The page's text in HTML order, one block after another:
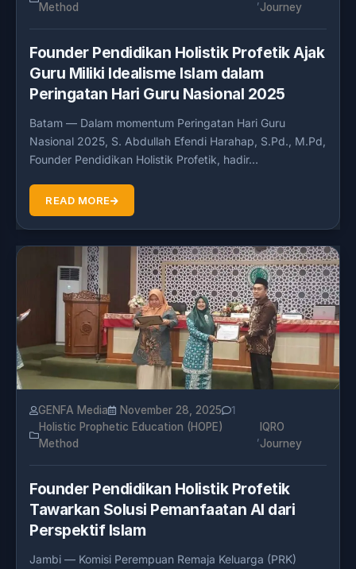
Method
Journey
Founder Pendidikan Holistik Profetik Ajak
Guru Miliki Idealisme Islam dalam
Peringatan Hari Guru Nasional 2025
Batam — Dalam momentum Peringatan Hari Guru
Nasional 2025, S. Abdullah Efendi Harahap, S.Pd., M.Pd,
Founder Pendidikan Holistik Profetik, hadir…
READ MORE
GENFA Media November 28, 2025
1
Holistic Prophetic Education (HOPE)
Method
IQRO
Journey
Founder Pendidikan Holistik Profetik
Tawarkan Solusi Pemanfaatan AI dari
Perspektif Islam
Jambi — Komisi Perempuan Remaja Keluarga (PRK)